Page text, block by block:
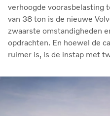
verhoogde voorasbelasting
van 38 ton is de nieuwe
zwaarste omstandigheden
opdrachten. En hoewel de
ruimer is, is de instap met